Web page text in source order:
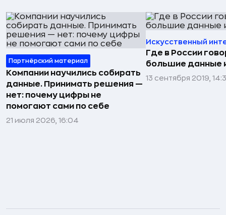
Партнёрский материал
Компании научились собирать
данные. Принимать решения —
нет: почему цифры не
помогают сами по себе
21 июля 2026, 16:04
Искусственный
Где в России
большие данные
13 сентября 2019,